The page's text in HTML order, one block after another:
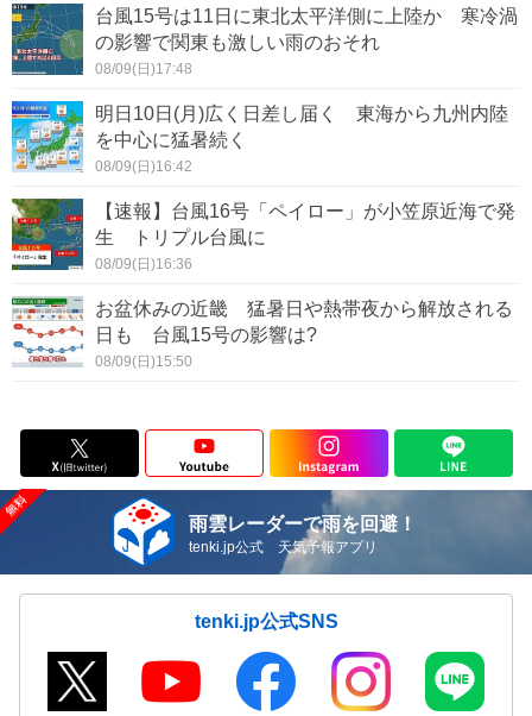
台風15号は11日に東北太平洋側に上陸か 寒冷渦
の影響で関東も激しい雨のおそれ
08/09(日)17:48
明日10日(月)広く日差し届く 東海から九州内陸
を中心に猛暑続く
08/09(日)16:42
【速報】台風16号「ペイロー」が小笠原近海で発
生 トリプル台風に
08/09(日)16:36
お盆休みの近畿 猛暑日や熱帯夜から解放される
日も 台風15号の影響は?
08/09(日)15:50
雨雲レーダーで雨を回避！
tenki.jp公式 天気予報アプリ
tenki.jp公式SNS